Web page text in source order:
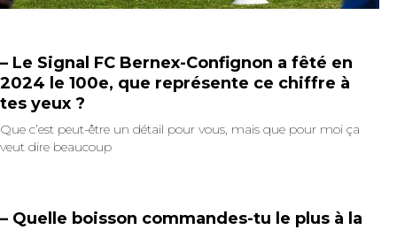
– Le Signal FC Bernex-Confignon a fêté en
2024 le 100e, que représente ce chiffre à
tes yeux ?
Que c’est peut-être un détail pour vous, mais que pour moi ça
veut dire beaucoup
– Quelle boisson commandes-tu le plus à la